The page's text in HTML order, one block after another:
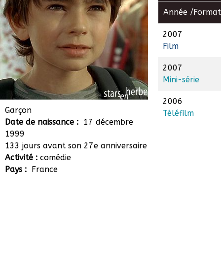
Lorenzo Ausilia-Foret
Garçon
Date de naissance : 17 décembre
1999
133 jours avant son 27e anniversaire
Activité : comédie
Pays : France
Année / Format
2007
Film
2007
Mini-série
2006
Téléfilm